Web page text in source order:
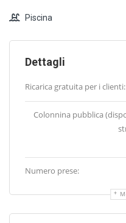
Piscina
Dettagli
Ricarica gratuita per i clienti:
Colonnina pubblica
Numero prese: